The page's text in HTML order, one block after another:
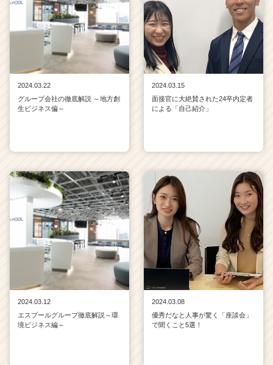
r）
2024.03.22
グループ会社の徹底解説 ～地方創
生ビジネス偏～
2024.03.15
面接官に大絶賛された24卒内定者
による「自己紹介」
2024.03.12
エスプールグループ徹底解説～環
境ビジネス編～
2024.03.08
優秀だなと人事が驚く「座談会」
で聞くこと5選！